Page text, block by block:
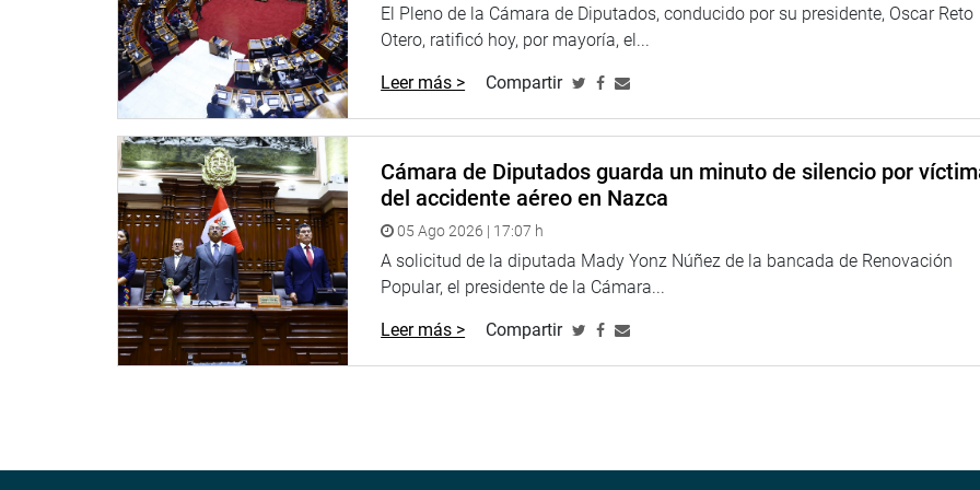
El Pleno de la Cámara de Diputados, conducido por su presidente, Oscar Reto
Otero, ratificó hoy, por mayoría, el...
Leer más > Compartir
Cámara de Diputados guarda un minuto de silencio por
del accidente aéreo en Nazca
05 Ago 2026 | 17:07 h
A solicitud de la diputada Mady Yonz Núñez de la bancada de Renovación
Popular, el presidente de la Cámara...
Leer más > Compartir